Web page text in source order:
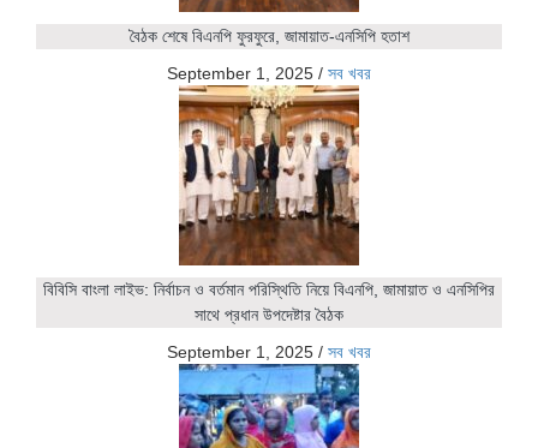
বৈঠক শেষে বিএনপি ফুরফুরে, জামায়াত-এনসিপি হতাশ
September 1, 2025 / সব খবর
বিবিসি বাংলা লাইভ: নির্বাচন ও বর্তমান পরিস্থিতি নিয়ে বিএনপি, জামায়াত ও এনসিপির
সাথে প্রধান উপদেষ্টার বৈঠক
September 1, 2025 / সব খবর